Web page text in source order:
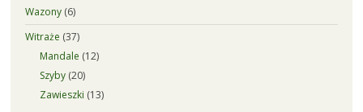
Wazony(6)
Witraże (37)
Mandale (12)
Szyby(20)
Zawieszki (13)